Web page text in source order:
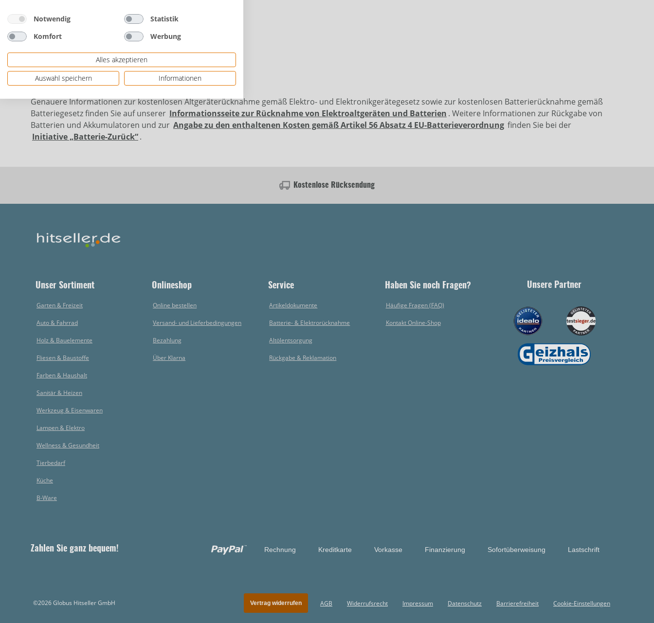
Genauere Informationen zur kostenlosen Altgeräterücknahme gemäß Elektro- und Elektronikgerätegesetz sowie zur kostenlosen Batterierücknahme gemäß
Batteriegesetz finden Sie auf unserer Informationsseite zur Rücknahme von Elektroaltgeräten und Batterien . Weitere Informationen zur Rückgabe von
Batterien und Akkumulatoren und zur Angabe zu den enthaltenen Kosten gemäß Artikel 56 Absatz 4 EU-Batterieverordnung finden Sie bei der
Initiative „Batterie-Zurück“.
Kostenlose Rücksendung
Unser Sortiment
Garten & Freizeit
Auto & Fahrrad
Holz & Bauelemente
Fliesen & Baustoffe
Farben & Haushalt
Sanitär & Heizen
Werkzeug & Eisenwaren
Lampen & Elektro
Wellness & Gesundheit
Tierbedarf
Küche
B-Ware
Onlineshop
Online bestellen
Versand- und Lieferbedingungen
Bezahlung
Über Klarna
Service
Artikeldokumente
Batterie- & Elektrorücknahme
Altölentsorgung
Rückgabe & Reklamation
Haben Sie noch Fragen?
Häufige Fragen (FAQ)
Kontakt Online-Shop
Unsere Partner
Zahlen Sie ganz bequem! Rechnung Kreditkarte Vorkasse Finanzierung Sofortüberweisung Lastschrift
©2026 Globus Hitseller GmbH Vertrag widerrufen AGB Widerrufsrecht Impressum Datenschutz Barrierefreiheit Cookie-Einstellungen
Notwendig
Statistik
Komfort
Werbung
Alles akzeptieren
Auswahl speichern
Informationen